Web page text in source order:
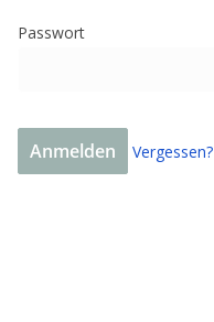
Passwort
Vergessen?